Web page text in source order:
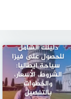
دليلك الشامل
للحصول على فيزا
سياحة ايطاليا:
الشروط، الأسعار،
والخطوات
بالتفصيل